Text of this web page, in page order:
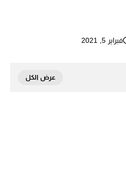
فبراير 5, 2021